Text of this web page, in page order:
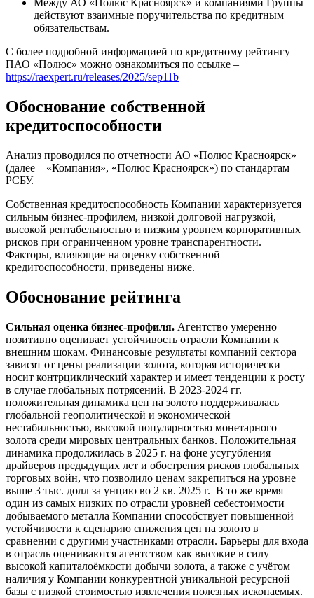
действуют взаимные поручительства по кредитным
обязательствам.
С более подробной информацией по кредитному рейтингу
ПАО «Полюс» можно ознакомиться по ссылке –
https://raexpert.ru/releases/2025/sep11b
Обоснование собственной
кредитоспособности
Анализ проводился по отчетности АО «Полюс Красноярск»
(далее – «Компания», «Полюс Красноярск») по стандартам
РСБУ.
Собственная кредитоспособность Компании характеризуется
сильным бизнес-профилем, низкой долговой нагрузкой,
высокой рентабельностью и низким уровнем корпоративных
рисков при ограниченном уровне транспарентности.
Факторы, влияющие на оценку собственной
кредитоспособности, приведены ниже.
Обоснование рейтинга
Сильная оценка бизнес-профиля. Агентство умеренно
позитивно оценивает устойчивость отрасли Компании к
внешним шокам. Финансовые результаты компаний сектора
зависят от цены реализации золота, которая исторически
носит контрциклический характер и имеет тенденции к росту
в случае глобальных потрясений. В 2023-2024 гг.
положительная динамика цен на золото поддерживалась
глобальной геополитической и экономической
нестабильностью, высокой популярностью монетарного
золота среди мировых центральных банков. Положительная
динамика продолжилась в 2025 г. на фоне усугубления
драйверов предыдущих лет и обострения рисков глобальных
торговых войн, что позволило ценам закрепиться на уровне
выше 3 тыс. долл за унцию во 2 кв. 2025 г. В то же время
один из самых низких по отрасли уровней себестоимости
добываемого металла Компании способствует повышенной
устойчивости к сценарию снижения цен на золото в
сравнении с другими участниками отрасли. Барьеры для входа
в отрасль оцениваются агентством как высокие в силу
высокой капиталоёмкости добычи золота, а также с учётом
наличия у Компании конкурентной уникальной ресурсной
базы с низкой стоимостью извлечения полезных ископаемых.